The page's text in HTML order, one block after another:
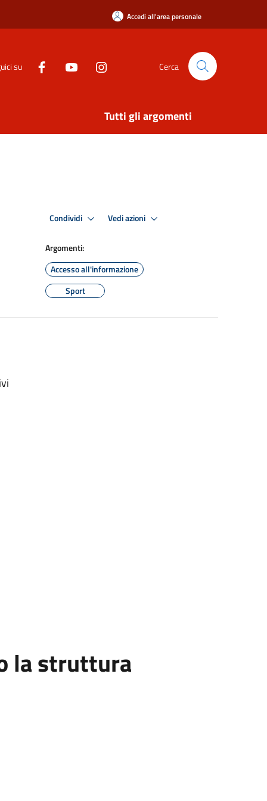
Accedi all'area personale
su Cerca
Tutti gli argomenti
Condividi Vedi azioni
Argomenti:
Accesso all'informazione
Sport
la struttura